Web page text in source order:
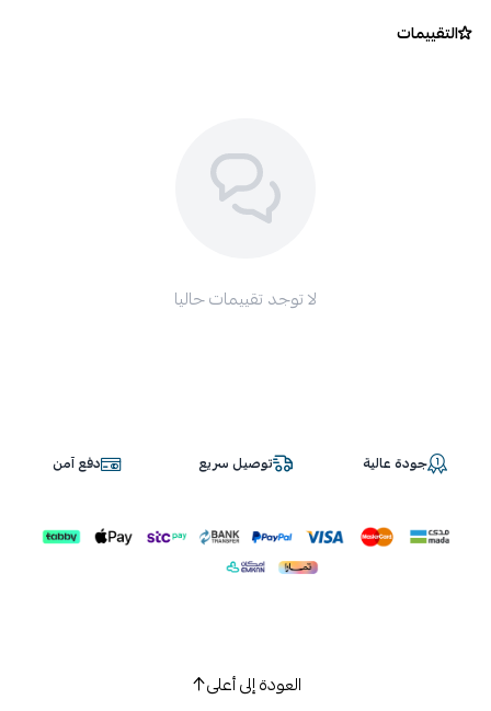
التقييمات
لا توجد تقييمات حاليا
جودة عالية توصيل سريع دفع آمن
العودة إلى أعلى